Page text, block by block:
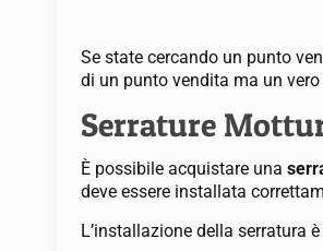
Se state cercando un punto
di un punto vendita ma un
Serrature
È possibile acquistare una
deve essere installata
L’installazione della serratura